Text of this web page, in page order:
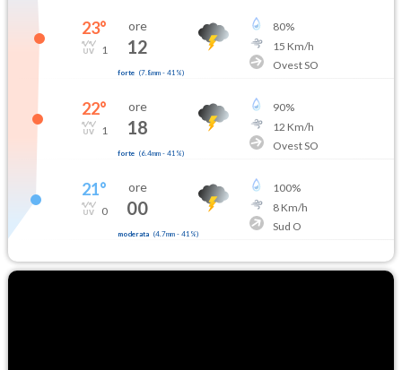
23°
1
ore
12
forte (7.8mm- 41 %)
80%
15 Km/h
Ovest SO
22°
1
ore
18
forte (6.4mm- 41 %)
90%
12 Km/h
Ovest SO
21°
0
ore
00
moderata (4.7mm- 41 %)
100%
8Km/h
Sud O